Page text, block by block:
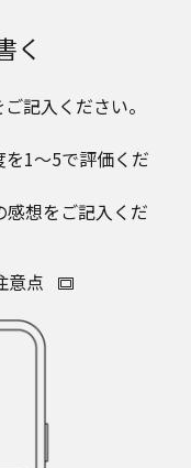
く
記入ください。
1～5で評価くだ
想をご記入くだ
意点